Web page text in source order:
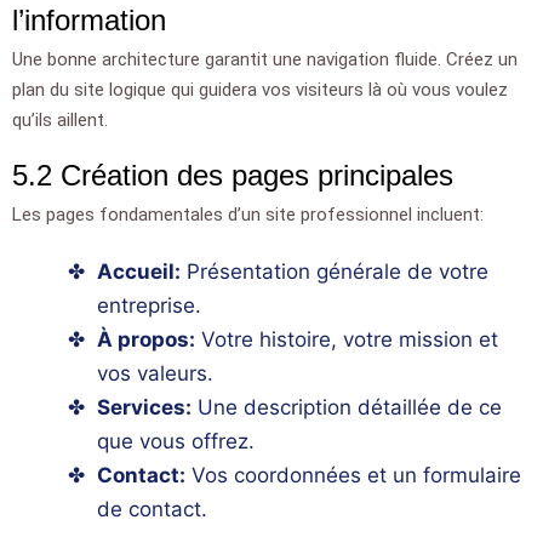
l’information
Une bonne architecture garantit une navigation fluide. Créez un
plan du site logique qui guidera vos visiteurs là où vous voulez
qu’ils aillent.
5.2 Création des pages principales
Les pages fondamentales d’un site professionnel incluent:
Accueil: Présentation générale de votre
entreprise.
À propos: Votre histoire, votre mission et
vos valeurs.
Services: Une description détaillée de ce
que vous offrez.
Contact: Vos coordonnées et un formulaire
de contact.